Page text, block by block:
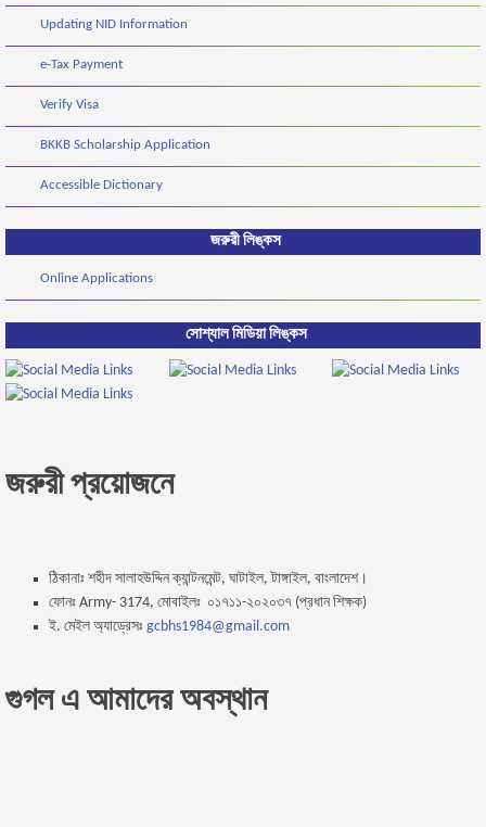
Updating NID Information
e-Tax Payment
Verify Visa
BKKB Scholarship Application
Accessible Dictionary
জরুরী লিঙ্কস
Online Applications
সোশ্যাল মিডিয়া লিঙ্কস
জরুরী প্রয়োজনে
ঠিকানাঃ শহীদ সালাহউদ্দিন ক্যান্টনমেন্ট, ঘাটাইল, টাঙ্গাইল, বাংলাদেশ।
ফোনঃ Army- 3174, মোবাইলঃ ০১৭১১-২০২০৩৭ (প্রধান শিক্ষক)
ই. মেইল অ্যাড্রেসঃ gcbhs1984@gmail.com
গুগল এ আমাদের অবস্থান